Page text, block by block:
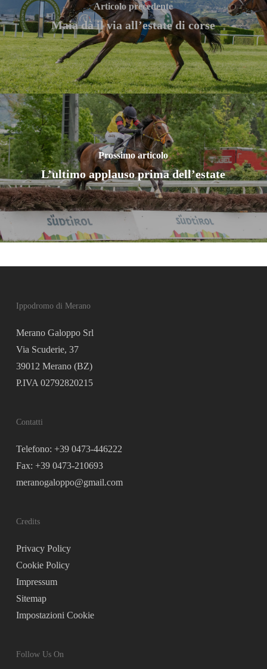
Articolo precedente
Maia dà il via all’estate di corse
Prossimo articolo
L’ultimo applauso prima dell’estate
Ippodromo di Merano
Merano Galoppo Srl
Via Scuderie, 37
39012 Merano (BZ)
P.IVA 02792820215
Contatti
Telefono: +39 0473-446222
Fax: +39 0473-210693
meranogaloppo@gmail.com
Credits
Privacy Policy
Cookie Policy
Impressum
Sitemap
Impostazioni Cookie
Follow Us On